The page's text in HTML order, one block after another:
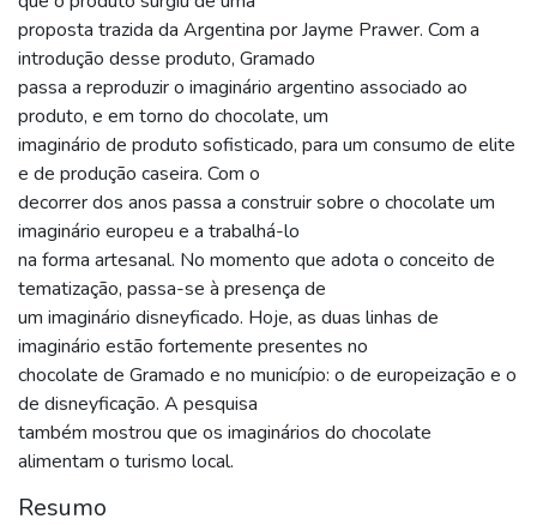
proposta trazida da Argentina por Jayme Prawer. Com a
introdução desse produto, Gramado
passa a reproduzir o imaginário argentino associado ao
produto, e em torno do chocolate, um
imaginário de produto sofisticado, para um consumo de elite
e de produção caseira. Com o
decorrer dos anos passa a construir sobre o chocolate um
imaginário europeu e a trabalhá-lo
na forma artesanal. No momento que adota o conceito de
tematização, passa-se à presença de
um imaginário disneyficado. Hoje, as duas linhas de
imaginário estão fortemente presentes no
chocolate de Gramado e no município: o de europeização e o
de disneyficação. A pesquisa
também mostrou que os imaginários do chocolate
alimentam o turismo local.
Resumo